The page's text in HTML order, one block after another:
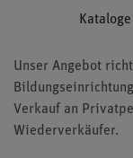
Kataloge
Unser Angebot
Verkauf an
Wiederverkäufer.